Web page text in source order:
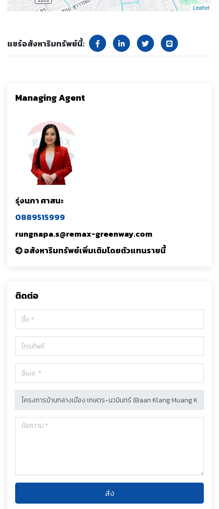
Leaflet
แชร์อสังหาริมทรัพย์นี้:
Managing Agent
รุ่งนภา ศาสนะ
0889515999
rungnapa.s@remax-greenway.com
อสังหาริมทรัพย์เพิ่มเติมโดยตัวแทนรายนี้
ติดต่อ
ส่ง